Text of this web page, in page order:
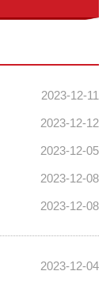
2023-12-11
2023-12-12
2023-12-05
2023-12-08
2023-12-08
2023-12-04